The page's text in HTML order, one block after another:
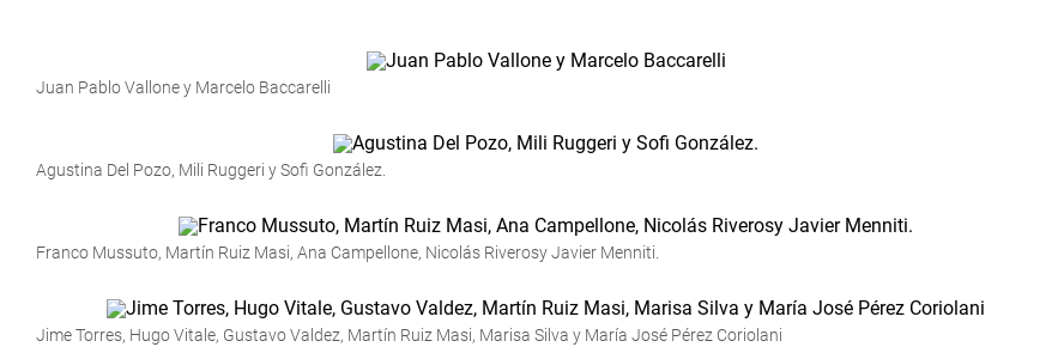
Juan Pablo Vallone y Marcelo Baccarelli
Agustina Del Pozo, Mili Ruggeri y Sofi González.
Franco Mussuto, Martín Ruiz Masi, Ana Campellone, Nicolás Riverosy Javier Menniti.
Jime Torres, Hugo Vitale, Gustavo Valdez, Martín Ruiz Masi, Marisa Silva y María José Pérez Coriolani